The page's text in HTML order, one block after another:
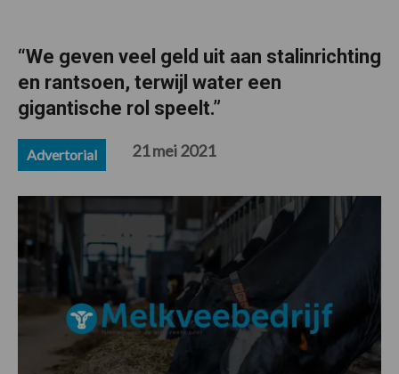
“We geven veel geld uit aan stalinrichting
en rantsoen, terwijl water een
gigantische rol speelt.”
Advertorial 21 mei 2021